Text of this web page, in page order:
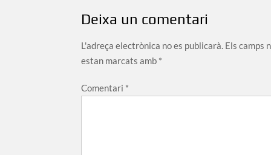
Deixa un comentari
L'adreça electrònica no es publicarà. Els camps
estan marcats amb *
Comentari *